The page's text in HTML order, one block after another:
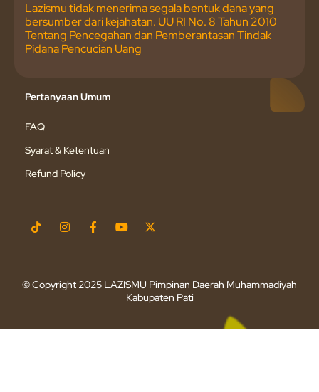
Lazismu tidak menerima segala bentuk dana yang
bersumber dari kejahatan. UU RI No. 8 Tahun 2010
Tentang Pencegahan dan Pemberantasan Tindak
Pidana Pencucian Uang
Pertanyaan Umum
FAQ
Syarat & Ketentuan
Refund Policy
© Copyright 2025 LAZISMU Pimpinan Daerah Muhammadiyah
Kabupaten Pati